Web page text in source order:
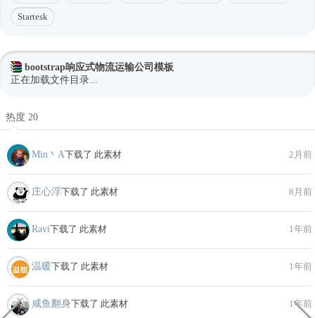
Startesk
bootstrap响应式物流运输公司模板
正在加载文件目录...
热度 20
Min丶A下载了 此素材 2月前
庄心浮下载了 此素材 8月前
Ravi下载了 此素材 1年前
温暖下载了 此素材 1年前
咸鱼翻身下载了 此素材 1年前